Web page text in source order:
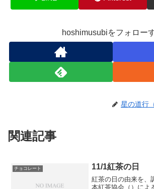
hoshimusubiをフォロー
星の道行
関連記事
チョコレート 11/1紅茶の日
紅茶の日の由来を、
本紅茶協会（）に